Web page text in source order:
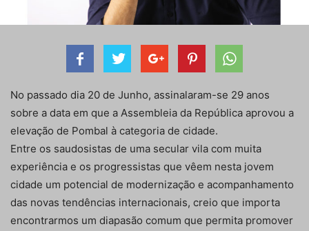
No passado dia 20 de Junho, assinalaram-se 29 anos
sobre a data em que a Assembleia da República aprovou a
elevação de Pombal à categoria de cidade.
Entre os saudosistas de uma secular vila com muita
experiência e os progressistas que vêem nesta jovem
cidade um potencial de modernização e acompanhamento
das novas tendências internacionais, creio que importa
encontrarmos um diapasão comum que permita promover